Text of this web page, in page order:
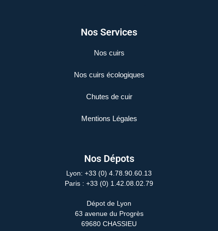
Nos Services
Nos cuirs
Nos cuirs écologiques
Chutes de cuir
Mentions Légales
Nos Dépots
Lyon: +33 (0) 4.78.90.60.13
Paris : +33 (0) 1.42.08.02.79
Dépot de Lyon
63 avenue du Progrès
69680 CHASSIEU